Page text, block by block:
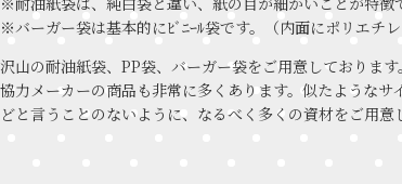
※バーガー袋は基本的にﾋﾞﾆｰﾙ袋です。（内面にポリエチ
沢山の耐油紙袋、PP袋、バーガー袋をご用意しております
協力メーカーの商品も非常に多くあります。似たような
どと言うことのないように、なるべく多くの資材をご用意